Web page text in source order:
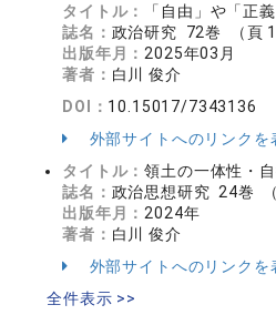
タイトル：
「自由」や「正
誌名： 政治研究 72巻 （頁 1
出版年月： 2025年03月
著者： 白川 俊介
DOI： 10.15017/7343136
外部サイトへのリンクを
タイトル：領土の一体性・
誌名： 政治思想研究 24巻
出版年月： 2024年
著者： 白川 俊介
外部サイトへのリンクを
全件表示 >>